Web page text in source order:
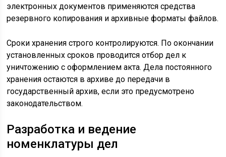
электронных документов применяются средства
резервного копирования и архивные форматы файлов.
Сроки хранения строго контролируются. По окончании
установленных сроков проводится отбор дел к
уничтожению с оформлением акта. Дела постоянного
хранения остаются в архиве до передачи в
государственный архив, если это предусмотрено
законодательством.
Разработка и ведение
номенклатуры дел